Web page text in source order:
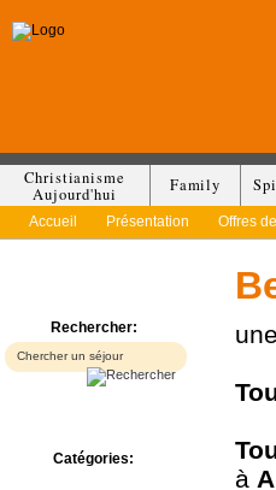
Christianisme
Aujourd'hui
Family
Accueil Présentation Offres
Rechercher:
Catégories:
à